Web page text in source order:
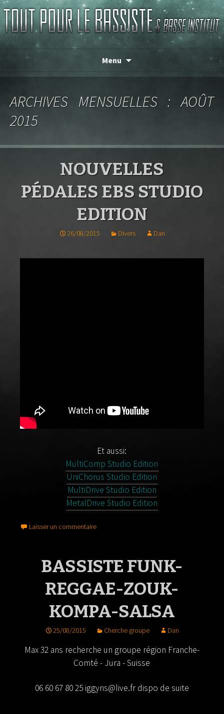
TOUT POUR LE BASSISTE
de basse depuis 1986 !
Menu
ARCHIVES MENSUELLES : AOÛT
2015
NOUVELLES
PÉDALES EBS STUDIO
EDITION
26/08/2015 Divers Dan
Et aussi:
MultiComp Studio Edition
UniChorus Studio Edition
MultiDrive Studio Edition
MetalDrive Studio Edition
Laisser un commentaire
BASSISTE FUNK-
REGGAE-ZOUK-
KOMPA-SALSA
25/08/2015 Cherche groupe Dan
Max 32 ans recherche un groupe région Franche-
Comté - Jura - Suisse
06 60 67 80 25 iggyns@live.frdispo de suite